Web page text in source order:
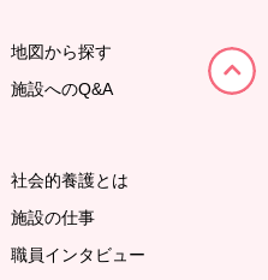
地図から探す
施設へのQ&A
社会的養護とは
施設の仕事
職員インタビュー